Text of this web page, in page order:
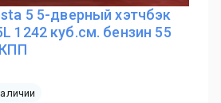
5 5-дверный хэтчбэк
1242 куб.см. бензин 55